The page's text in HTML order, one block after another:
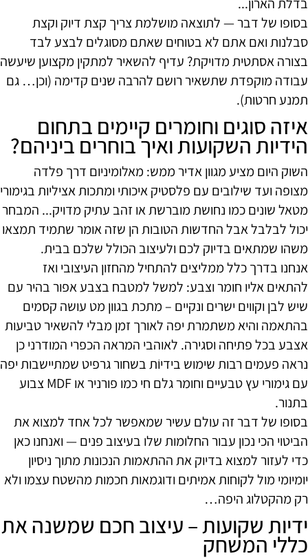
בסופו של דבר — לתוצאה מושלמת צריך קצת דיוק וקצת
סבלנות ואם אתם לא בטוחים שאתם מסוגלים לבצע לבד
בצורה אסתטית מדויקת? עדיף להשאיר למתקין מקצוען שיעשה
עבודה מוקפדת שתשאיר רושם להרבה שנים קדימה (וכן… גם
תמנע חרטות).
איזה סוגים וחומרים קיימים בתחום
הידיות השקועות ואיך בוחרים ביניהם?
השוק היום מציע מגוון אדיר ממש: מאלומיניום דרך פלדה
מצופה ועד שילובים עם פלסטיק איכותי ומתכות אציליות בגימורי
מטאל שונים כמו נחושת מוברשת או זהב עתיק מדויק... המבחר
יכול לבלבל אבל החדשות הטובות הן שזה אומר שתמיד תמצאו
משהו שמתאים בדיוק לכם ולעיצוב הכולל שלכם בבית.
אנחנו בדרך כלל ממליצים להתחיל מהחזון העיצובי ואז
להתאים אליו חומר וצבע: למשל למטבח בצבע אפור בהיר עם
שיש לבן וקווים ישרים ונקיים – מתכת בגוון מט עושה קסמים
בהתאמה והיא משתמרת יפה לאורך זמן מבלי להשאיר טביעות
אצבע בכל פתיחה וסגירה. לאוהבי המראה הכפרי המודרני כן
נראה פעמים רבות שימוש בידיוֹת בשחור גרפיט שמתיישבות יפה
עם גימורי עץ טבעיים וחומר גלם חי כמו פורניר או MDF צבוע
בתנור.
בסופו של דבר זה עולם עשיר שמאפשר לכל אחד למצוא את
הביטוי הכי נכון עבור החלומות שלו בעיצוב פנים — ואנחנו כאן
כדי לעזור למצוא בדיוק את ההתאמות הנכונות מתוך ניסיון
יומיומי מול לקוחות אמיתים ודוגמאות חכמות מהשטח עצמו ולא
רק מהקטלוג היפה…
ידיות שקועות – עיצוב חכם שמשנה את
כללי המשחק